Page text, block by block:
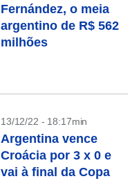
Fernández, o meia
argentino de R$ 562
milhões
13/12/22 - 18:17min
Argentina vence
Croácia por 3 x 0 e
vai à final da Copa